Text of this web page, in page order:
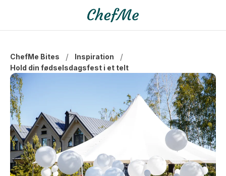
ChefMe Bites / Inspiration /
Hold din fødselsdagsfest i et telt